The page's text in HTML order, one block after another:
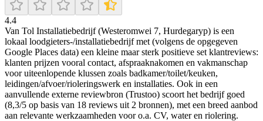
4.4
Van Tol Installatiebedrijf (Westeromwei 7, Hurdegaryp) is een
lokaal loodgieters-/installatiebedrijf met (volgens de opgegeven
Google Places data) een kleine maar sterk positieve set klantreviews:
klanten prijzen vooral contact, afspraaknakomen en vakmanschap
voor uiteenlopende klussen zoals badkamer/toilet/keuken,
leidingen/afvoer/rioleringswerk en installaties. Ook in een
aanvullende externe reviewbron (Trustoo) scoort het bedrijf goed
(8,3/5 op basis van 18 reviews uit 2 bronnen), met een breed aanbod
aan relevante werkzaamheden voor o.a. CV, water en riolering.